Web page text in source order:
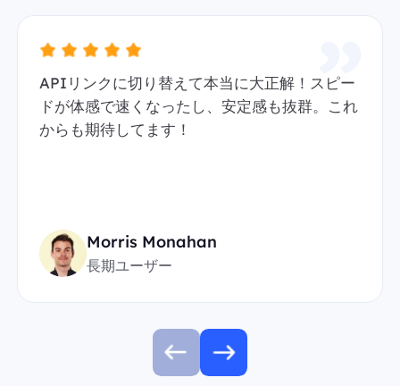
APIリンクに切り替えて本当に大正解！スピー
ドが体感で速くなったし、安定感も抜群。これ
からも期待してます！
Morris Monahan
長期ユーザー